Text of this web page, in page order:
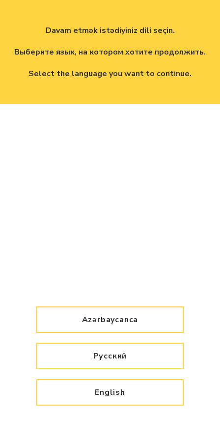
Davam etmək istədiyiniz dili seçin.
Выберите язык, на котором хотите продолжить.
Select the language you want to continue.
Azərbaycanca
Русский
English